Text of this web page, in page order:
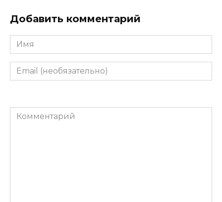
Добавить комментарий
Имя
Email
(необязательно)
Комментарий